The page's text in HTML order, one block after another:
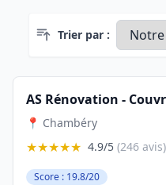
Trier par :
AS Rénovation -
📍 Chambéry
★★★★★ 4.9/5 (246 avis)
Score : 19.8/20